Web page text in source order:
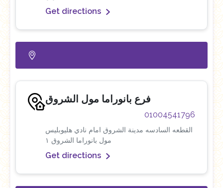
Get directions
فرع بانوراما مول الشروق
01004541796
القطعه السادسه مدينة الشروق امام نادي هليوبليس
مول بانوراما الشروق ١
Get directions